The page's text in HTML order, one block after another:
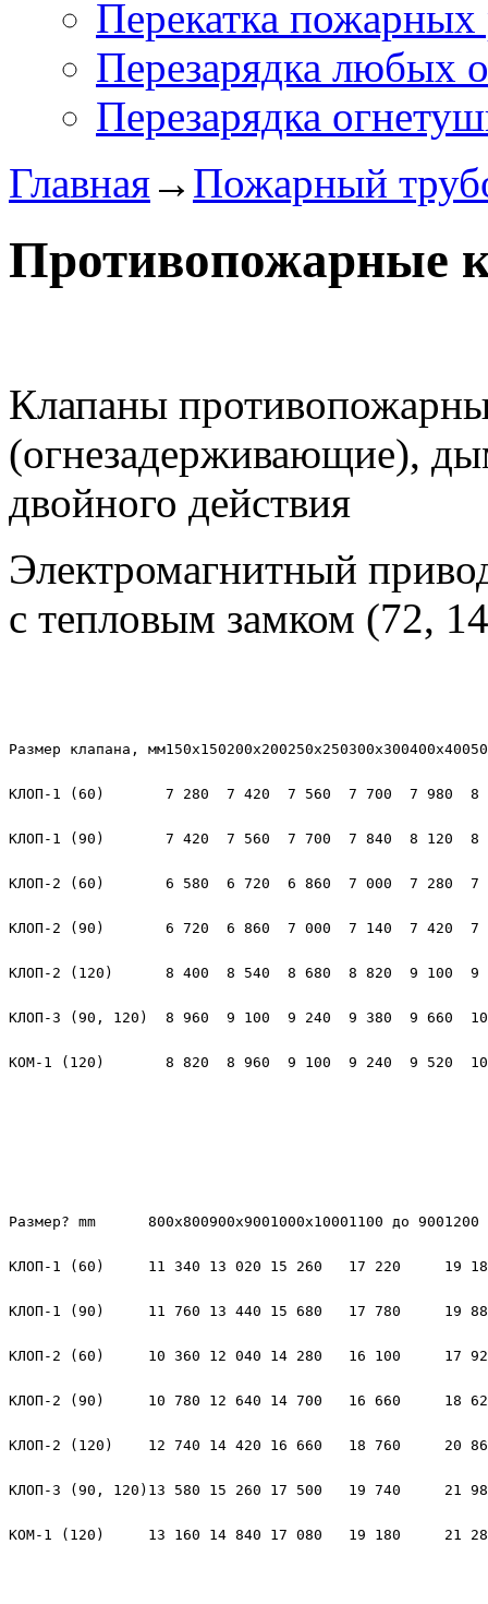
Перекатка пожарных
Перезарядка любых
Перезарядка
Главная→ Пожарный
Противопожарные
Клапаны
(огнезадерживающие),
двойного действия
Электромагнитный
с тепловым замком (72,
Размер клапана, мм150х150200х200250х250300х300400х400
КЛОП-1 (60) 7 280 7 420 7 560 7 700 7 980 8
КЛОП-1 (90) 7 420 7 560 7 700 7 840 8 120 8
КЛОП-2 (60) 6 580 6 720 6 860 7 000 7 280 7
КЛОП-2 (90) 6 720 6 860 7 000 7 140 7 420 7
КЛОП-2 (120) 8 400 8 540 8 680 8 820 9 100 9
КЛОП-3 (90, 120) 8 960 9 100 9 240 9 380 9 660
КОМ-1 (120) 8 820 8 960 9 100 9 240 9 520
Размер? mm 800х800900х9001000х10001100 до 9001200
КЛОП-1 (60) 11 340 13 020 15 260 17 220 19
КЛОП-1 (90) 11 760 13 440 15 680 17 780 19
КЛОП-2 (60) 10 360 12 040 14 280 16 100 17
КЛОП-2 (90) 10 780 12 640 14 700 16 660 18
КЛОП-2 (120) 12 740 14 420 16 660 18 760 20
КЛОП-3 (90, 120) 13 580 15 260 17 500 19 740 21
КОМ-1 (120) 13 160 14 840 17 080 19 180 21